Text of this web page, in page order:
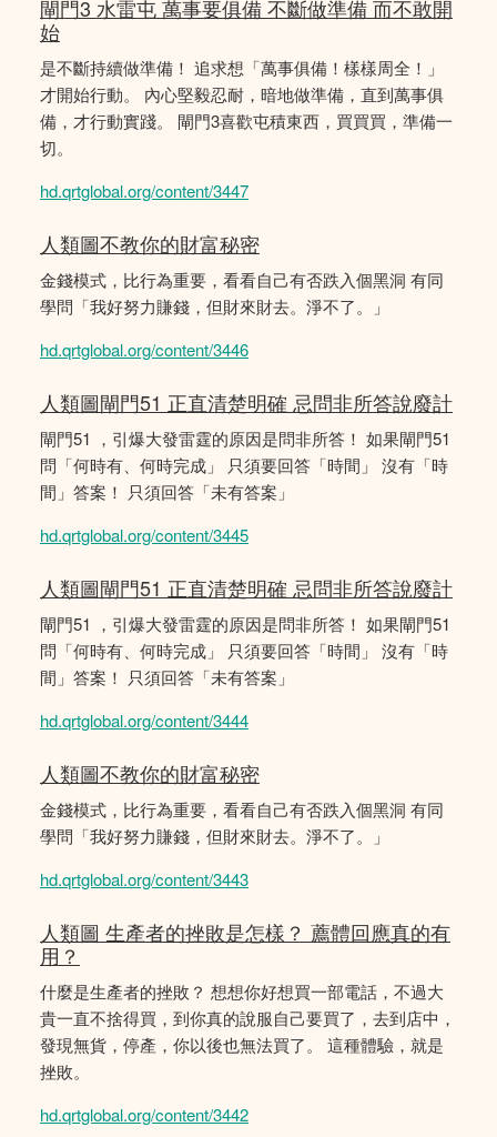
閘門3 水雷屯 萬事要俱備 不斷做準備 而不敢開
始
是不斷持續做準備！ 追求想「萬事俱備！樣樣周全！」
才開始行動。 內心堅毅忍耐，暗地做準備，直到萬事俱
備，才行動實踐。 閘門3喜歡屯積東西，買買買，準備一
切。
hd.qrtglobal.org/content/3447
人類圖不教你的財富秘密
金錢模式，比行為重要，看看自己有否跌入個黑洞 有同
學問「我好努力賺錢，但財來財去。淨不了。」
hd.qrtglobal.org/content/3446
人類圖閘門51 正直清楚明確 忌問非所答說廢計
閘門51 ，引爆大發雷霆的原因是問非所答！ 如果閘門51
問「何時有、何時完成」 只須要回答「時間」 沒有「時
間」答案！ 只須回答「未有答案」
hd.qrtglobal.org/content/3445
人類圖閘門51 正直清楚明確 忌問非所答說廢計
閘門51 ，引爆大發雷霆的原因是問非所答！ 如果閘門51
問「何時有、何時完成」 只須要回答「時間」 沒有「時
間」答案！ 只須回答「未有答案」
hd.qrtglobal.org/content/3444
人類圖不教你的財富秘密
金錢模式，比行為重要，看看自己有否跌入個黑洞 有同
學問「我好努力賺錢，但財來財去。淨不了。」
hd.qrtglobal.org/content/3443
人類圖 生產者的挫敗是怎樣？ 薦體回應真的有
用？
什麼是生產者的挫敗？ 想想你好想買一部電話，不過大
貴一直不捨得買，到你真的說服自己要買了，去到店中，
發現無貨，停產，你以後也無法買了。 這種體驗，就是
挫敗。
hd.qrtglobal.org/content/3442